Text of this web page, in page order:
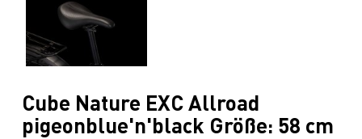
Cube Nature EXC Allroad
pigeonblue'n'black Größe: 58 cm